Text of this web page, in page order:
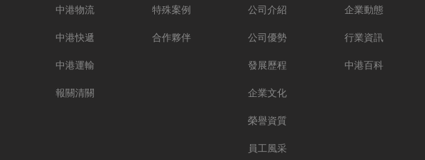
中港物流
中港快遞
中港運輸
報關清關
特殊案例
合作夥伴
公司介紹
公司優勢
發展歷程
企業文化
榮譽資質
員工風采
企業動態
行業資訊
中港百科